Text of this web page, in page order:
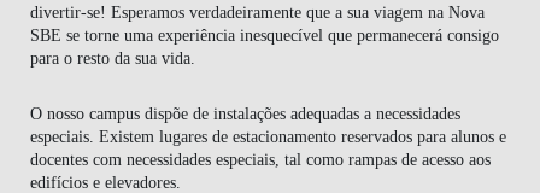
divertir-se! Esperamos verdadeiramente que a sua viagem na Nova
SBE se torne uma experiência inesquecível que permanecerá consigo
para o resto da sua vida.
O nosso campus dispõe de instalações adequadas a necessidades
especiais. Existem lugares de estacionamento reservados para alunos e
docentes com necessidades especiais, tal como rampas de acesso aos
edifícios e elevadores.